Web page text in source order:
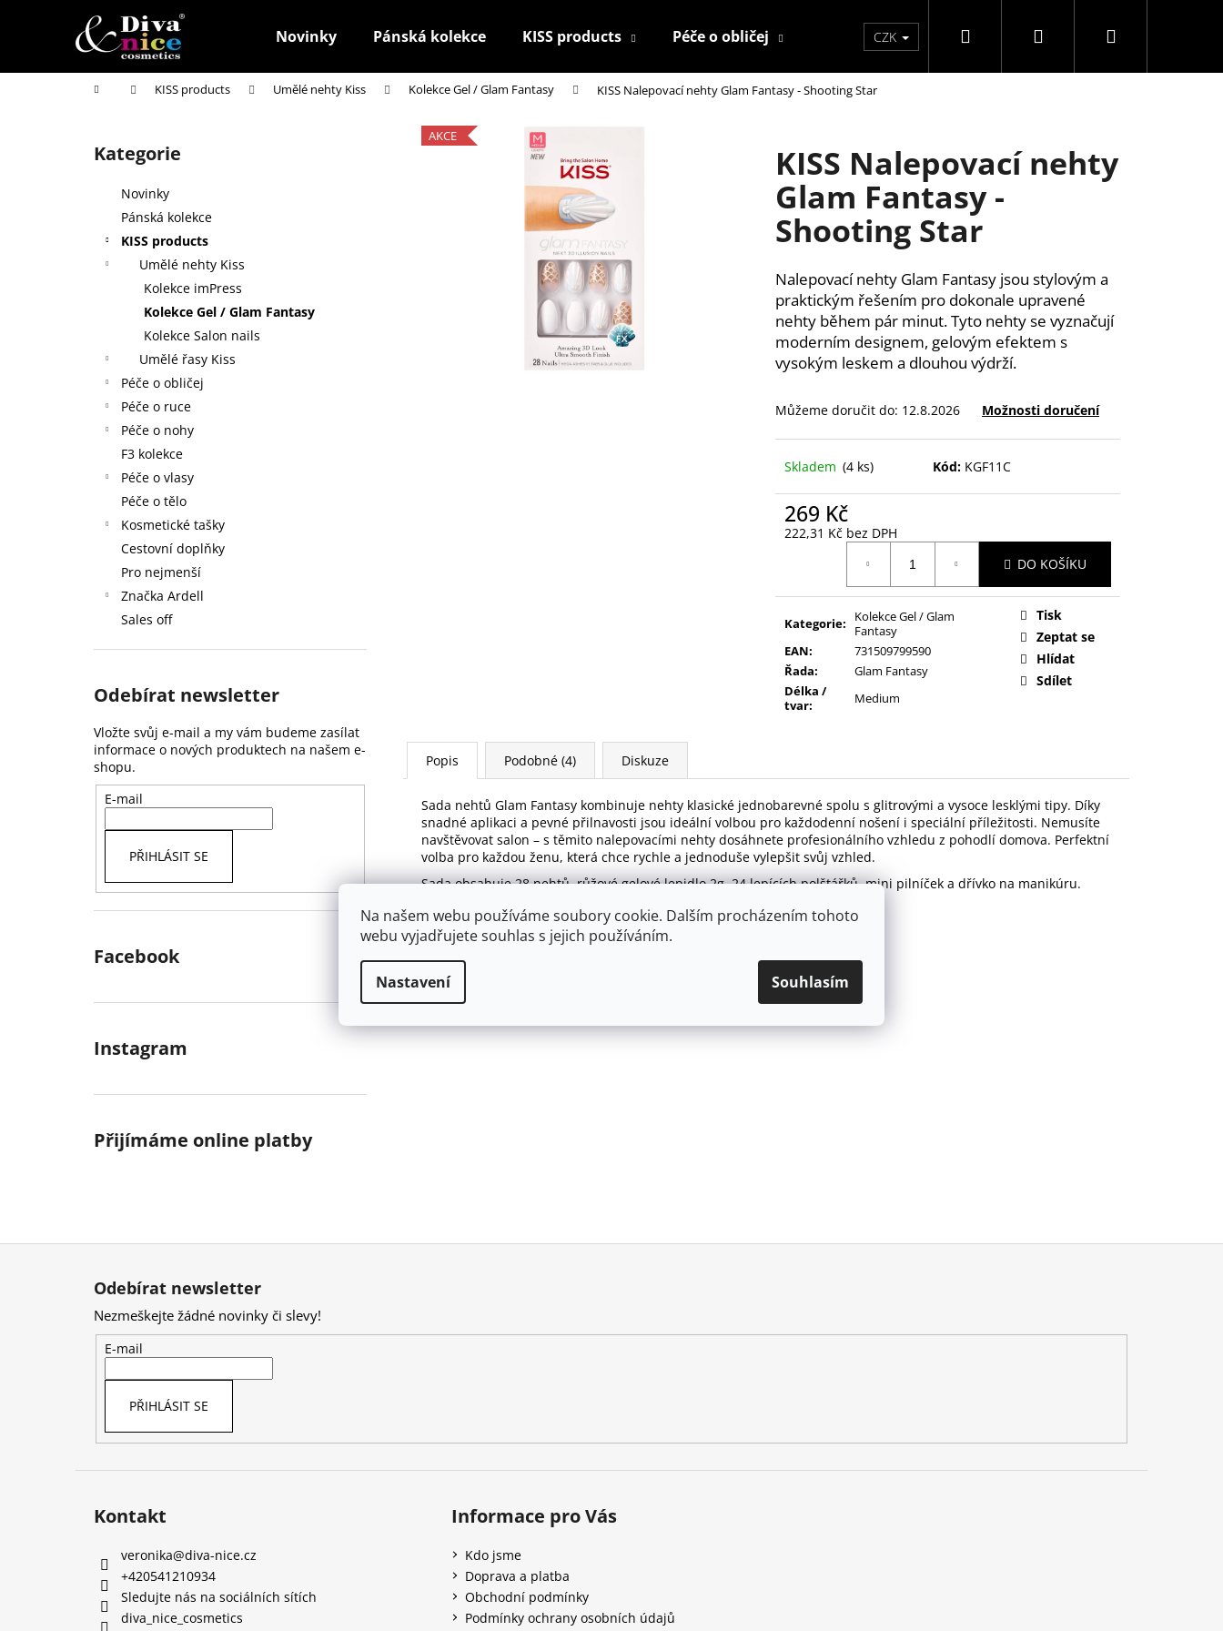
Na našem webu používáme soubory cookie. Dalším procházením tohoto
webu vyjadřujete souhlas s jejich používáním.
Nastavení Souhlasím
Novinky Pánská kolekce KISS products Péče o obličej Péče o ruce Péče o nohy F3 kolekce
CZK Hledat PřihlášeníNákupní
Domů KISS products Umělé nehty Kiss Kolekce Gel / Glam Fantasy KISS Nalepovací nehty Glam Fantasy - Shooting Star
Přeskočit
kategorie
Kategorie
Novinky
Pánská kolekce
KISS products
Umělé nehty Kiss
Kolekce imPress
Kolekce Gel / Glam Fantasy
Kolekce Salon nails
Umělé řasy Kiss
Péče o obličej
Péče o ruce
Péče o nohy
F3 kolekce
Péče o vlasy
Péče o tělo
Kosmetické tašky
Cestovní doplňky
Pro nejmenší
Značka Ardell
Sales off
Odebírat newsletter
Vložte svůj e-mail a my vám budeme zasílat
informace o nových produktech na našem e-
shopu.
E-mail
PŘIHLÁSIT SE
Facebook
Instagram
Přijímáme online platby
KISS Nalepovací nehty
Glam Fantasy -
Shooting Star
Nalepovací nehty Glam Fantasy jsou stylovým a
praktickým řešením pro dokonale upravené
nehty během pár minut. Tyto nehty se vyznačují
moderním designem, gelovým efektem s
vysokým leskem a dlouhou výdrží.
Můžeme doručit do: 12.8.2026 Možnosti doručení
Skladem (4 ks) Kód: KGF11C
269 Kč
222,31 Kč bez DPH
DO KOŠÍKU
Kategorie:
Kolekce Gel / Glam
Fantasy
EAN:
731509799590
Řada:
Glam Fantasy
Délka /
tvar: Medium
Tisk
Zeptat se
Hlídat
Sdílet
AKCE
Popis Podobné (4) Diskuze
Sada nehtů Glam Fantasy kombinuje nehty klasické jednobarevné spolu s glitrovými a vysoce lesklými tipy. Díky
snadné aplikaci a pevné přilnavosti jsou ideální volbou pro každodenní nošení i speciální příležitosti. Nemusíte
navštěvovat salon – s těmito nalepovacími nehty dosáhnete profesionálního vzhledu z pohodlí domova. Perfektní
volba pro každou ženu, která chce rychle a jednoduše vylepšit svůj vzhled.
Sada obsahuje 28 nehtů, růžové gelové lepidlo 2g, 24 lepících polštářků, mini pilníček a dřívko na manikúru.
í
Zpět
do
Zpět
do
Co potřebujete najít?
Doporučujeme
HOUBIČKA NA MAKE-UP, KULATÁ
Odebírat newsletter
Nezmeškejte žádné novinky či slevy!
E-mail
PŘIHLÁSIT SE
Kontakt
veronika@diva-nice.cz
+420541210934
Sledujte nás na sociálních sítích
diva_nice_cosmetics
Informace pro Vás
Kdo jsme
Doprava a platba
Obchodní podmínky
Podmínky ochrany osobních údajů